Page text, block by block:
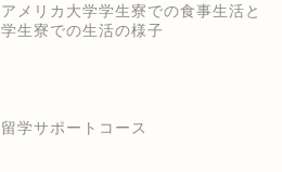
アメリカ大学学生寮での食事生活と
学生寮での生活の様子
留学サポートコース